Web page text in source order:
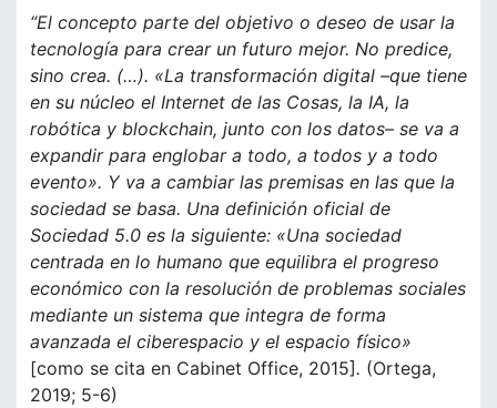
“El concepto parte del objetivo o deseo de usar la
tecnología para crear un futuro mejor. No predice,
sino crea. (…). «La transformación digital –que tiene
en su núcleo el Internet de las Cosas, la IA, la
robótica y blockchain, junto con los datos– se va a
expandir para englobar a todo, a todos y a todo
evento». Y va a cambiar las premisas en las que la
sociedad se basa. Una definición oficial de
Sociedad 5.0 es la siguiente: «Una sociedad
centrada en lo humano que equilibra el progreso
económico con la resolución de problemas sociales
mediante un sistema que integra de forma
avanzada el ciberespacio y el espacio físico»
[como se cita en Cabinet Office, 2015]. (Ortega,
2019; 5-6)